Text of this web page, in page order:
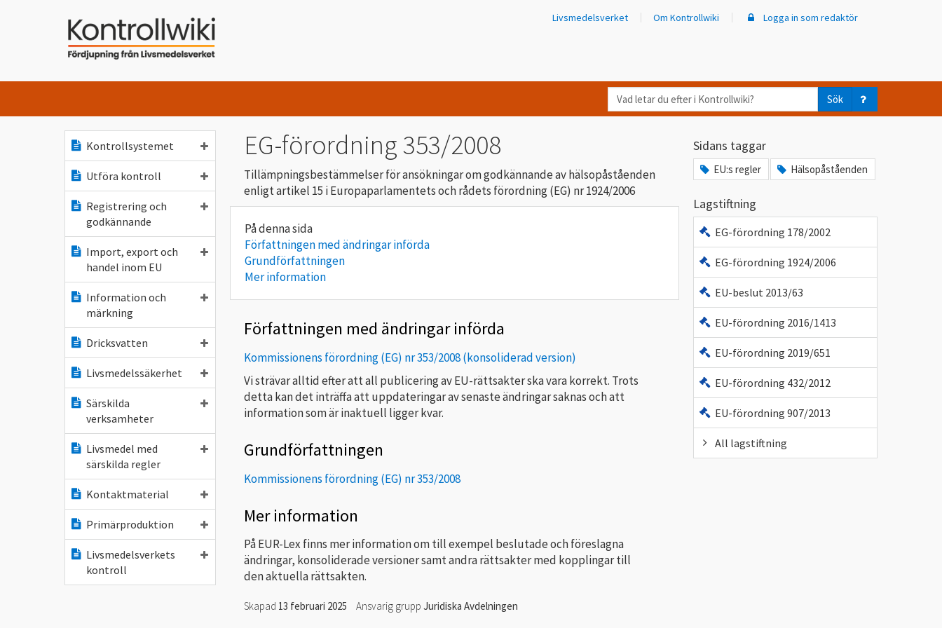
Livsmedelsverket Om Kontrollwiki Logga in som redaktör
Vad
letar
i
Kontrollwiki?
Sök
Kontrollsystemet
Utföra kontroll
Registrering och
godkännande
Import, export och
handel inom EU
Information och
märkning
Dricksvatten
Livsmedelssäkerhet
Särskilda
verksamheter
Livsmedel med
särskilda regler
Kontaktmaterial
Primärproduktion
Livsmedelsverkets
kontroll
EG-förordning 353/2008
Tillämpningsbestämmelser för ansökningar om godkännande av hälsopåståenden
enligt artikel 15 i Europaparlamentets och rådets förordning (EG) nr 1924/2006
Författningen med ändringar införda
Grundförfattningen
Mer information
Författningen med ändringar införda
Kommissionens förordning (EG) nr 353/2008 (konsoliderad version)
Vi strävar alltid efter att all publicering av EU-rättsakter ska vara korrekt. Trots
detta kan det inträffa att uppdateringar av senaste ändringar saknas och att
information som är inaktuell ligger kvar.
Grundförfattningen
Kommissionens förordning (EG) nr 353/2008
Mer information
På EUR-Lex finns mer information om till exempel beslutade och föreslagna
ändringar, konsoliderade versioner samt andra rättsakter med kopplingar till
den aktuella rättsakten.
Skapad 13 februari 2025 Ansvarig grupp Juridiska Avdelningen
Sidans taggar
EU:s regler Hälsopåståenden
Lagstiftning
EG-förordning 178/2002
EG-förordning 1924/2006
EU-beslut 2013/63
EU-förordning 2016/1413
EU-förordning 2019/651
EU-förordning 432/2012
EU-förordning 907/2013
All lagstiftning